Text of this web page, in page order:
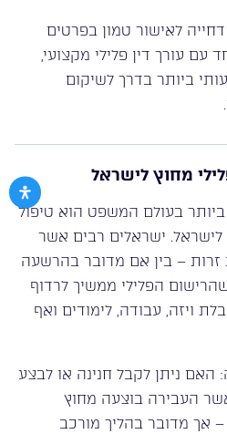
לאישור טמון בפרטים
עם עורך דין פלילי מקצועי,
ביותר בדרך לשיקום
מחוץ לישראל
בעולם המשפט הוא טיפול
לישראל. ישראלים רבים אשר
זרות – בין אם מדובר בהרשעה
הפלילי ממשיך לרדוף
ויזה, עבודה, לימודים ואף
ניתן לקבל חנינה או לבצע
העבירה בוצעה מחוץ
אך מדובר בהליך מורכב